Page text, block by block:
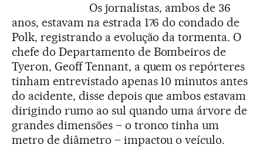
Os jornalistas, ambos de 36
anos, estavam na estrada 176 do condado de
Polk, registrando a evolução da tormenta. O
chefe do Departamento de Bombeiros de
Tyeron, Geoff Tennant, a quem os repórteres
tinham entrevistado apenas 10 minutos antes
do acidente, disse depois que ambos estavam
dirigindo rumo ao sul quando uma árvore de
grandes dimensões – o tronco tinha um
metro de diâmetro – impactou o veículo.